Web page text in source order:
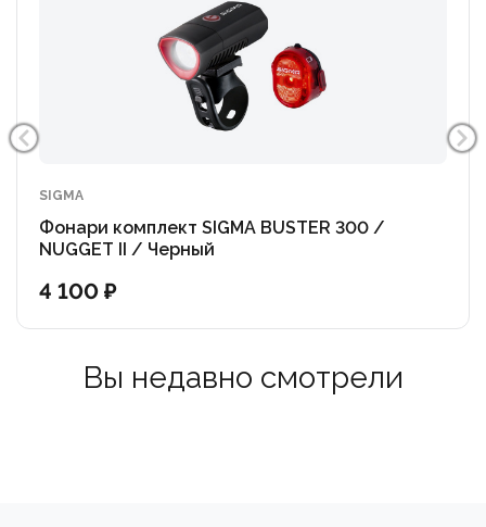
SIGMA
Фонари комплект SIGMA BUSTER 300 /
NUGGET II / Черный
4 100 ₽
Вы недавно смотрели